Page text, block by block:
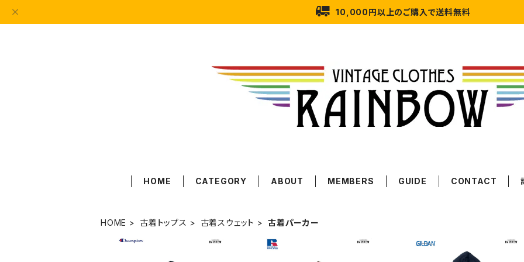
10,000円以上のご購入で送料無料
HOME CATEGORY ABOUT MEMBERS GUIDE CONTACT
HOME 古着トップス 古着スウェット 古着パーカー